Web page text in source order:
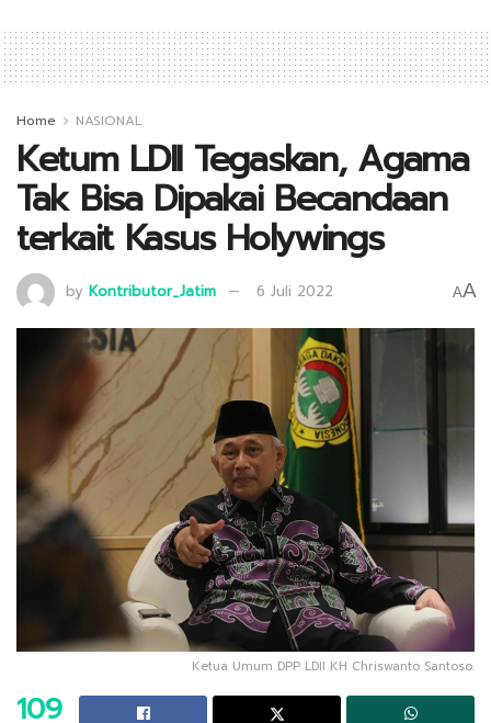
Home NASIONAL
Ketum LDII Tegaskan, Agama
Tak Bisa Dipakai Becandaan
terkait Kasus Holywings
by Kontributor_Jatim 6 Juli 2022 AA
Ketua Umum DPP LDII KH Chriswanto Santoso.
109